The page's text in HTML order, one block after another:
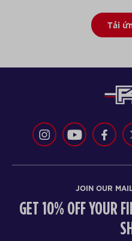
Tải
JOIN OUR
GET 10% OFF YOUR